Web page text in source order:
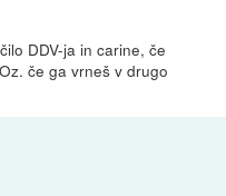
DDV-ja in carine, če
če ga vrneš v drugo